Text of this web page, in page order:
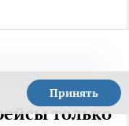
Принять
только